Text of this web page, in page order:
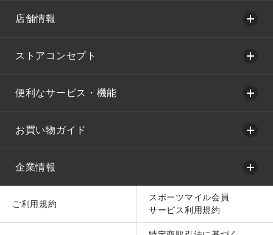
店舗情報
ストアコンセプト
便利なサービス・機能
お買い物ガイド
企業情報
ご利用規約
スポーツマイル会員
サービス利用規約